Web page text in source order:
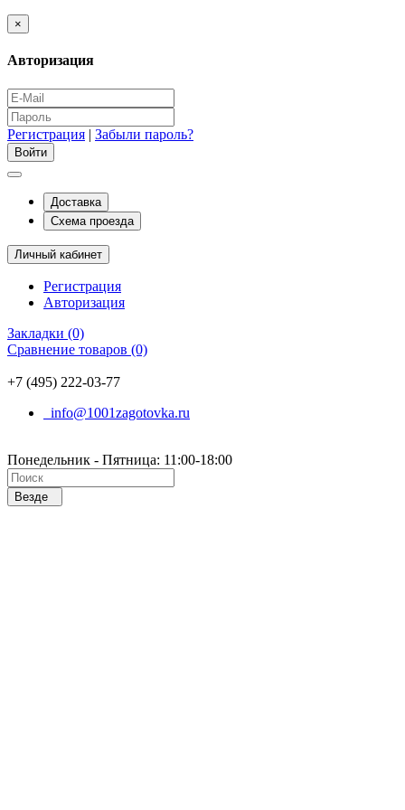
×
Авторизация
Регистрация | Забыли пароль?
Доставка
Схема проезда
Личный кабинет
Регистрация
Авторизация
Закладки (0)
Сравнение товаров (0)
+7 (495) 222-03-77
info@1001zagotovka.ru
Понедельник - Пятница: 11:00-18:00
Везде